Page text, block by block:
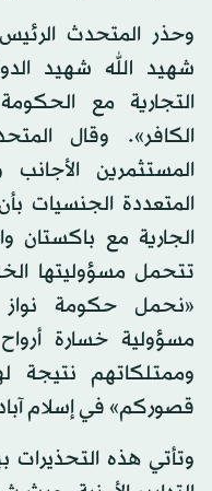
وحذر المتحدث
شهيد الله شهيد
التجارية مع
الكافر». وقال
المستثمرين
المتعددة الجنسيات
الجارية مع باكستان
تتحمل مسؤوليتها
«نحمل حكومة نواز
مسؤولية خسارة
وممتلكاتهم نتيجة
قصوركم» في إسلام
وتأتي هذه التحذيرات